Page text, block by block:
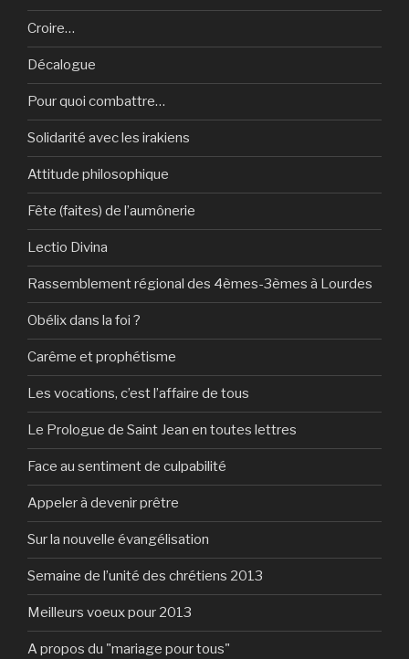
Croire…
Décalogue
Pour quoi combattre…
Solidarité avec les irakiens
Attitude philosophique
Fête (faites) de l’aumônerie
Lectio Divina
Rassemblement régional des 4èmes-3èmes à Lourdes
Obélix dans la foi ?
Carême et prophétisme
Les vocations, c’est l’affaire de tous
Le Prologue de Saint Jean en toutes lettres
Face au sentiment de culpabilité
Appeler à devenir prêtre
Sur la nouvelle évangélisation
Semaine de l’unité des chrétiens 2013
Meilleurs voeux pour 2013
A propos du "mariage pour tous"